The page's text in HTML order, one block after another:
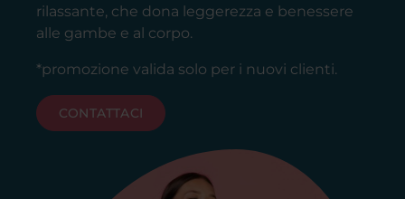
rilassante, che dona leggerezza e benessere
alle gambe e al corpo.
*promozione valida solo per i nuovi clienti.
CONTATTACI